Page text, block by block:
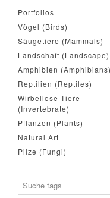
Portfolios
Vögel (Birds)
Säugetiere (Mammals)
Landschaft (Landscape)
Amphibien (Amphibians)
Reptilien (Reptiles)
Wirbellose Tiere
(Invertebrate)
Pflanzen (Plants)
Natural Art
Pilze (Fungi)